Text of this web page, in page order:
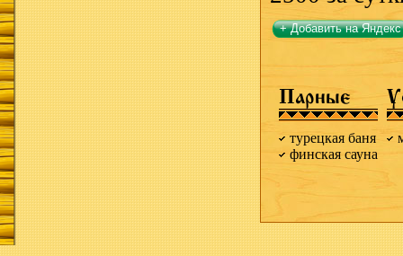
+ Добавить на Яндекс
Парные
турецкая баня
финская сауна